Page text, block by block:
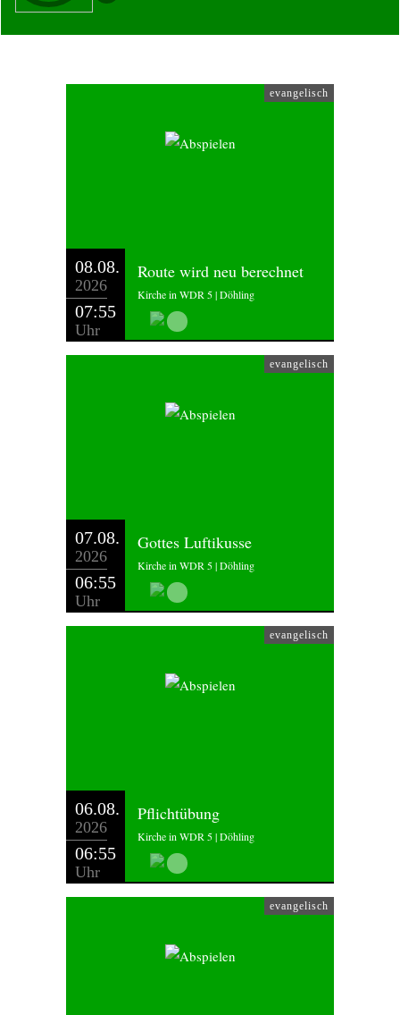
evangelisch
08.08.
2026
07:55
Uhr
Route wird neu berechnet
Kirche in WDR 5 | Döhling
evangelisch
07.08.
2026
06:55
Uhr
Gottes Luftikusse
Kirche in WDR 5 | Döhling
evangelisch
06.08.
2026
06:55
Uhr
Pflichtübung
Kirche in WDR 5 | Döhling
evangelisch